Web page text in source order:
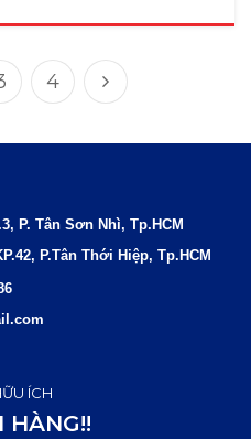
4
P. Tân Sơn Nhì, Tp.HCM
P.Tân Thới Hiệp, Tp.HCM
ÍCH
HÀNG!!